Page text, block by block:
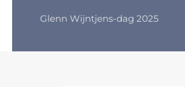
Glenn Wijntjens-dag 2025